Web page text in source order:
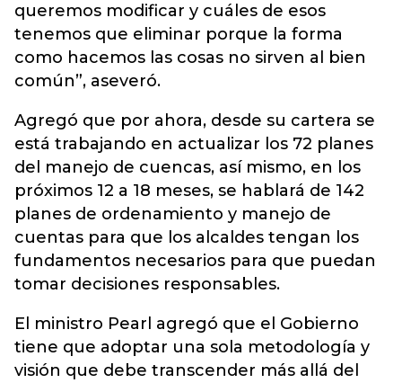
queremos modificar y cuáles de esos
tenemos que eliminar porque la forma
como hacemos las cosas no sirven al bien
común”, aseveró.
Agregó que por ahora, desde su cartera se
está trabajando en actualizar los 72 planes
del manejo de cuencas, así mismo, en los
próximos 12 a 18 meses, se hablará de 142
planes de ordenamiento y manejo de
cuentas para que los alcaldes tengan los
fundamentos necesarios para que puedan
tomar decisiones responsables.
El ministro Pearl agregó que el Gobierno
tiene que adoptar una sola metodología y
visión que debe transcender más allá del